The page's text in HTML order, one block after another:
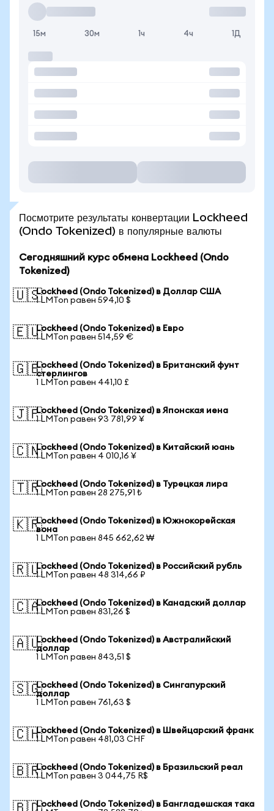
15м 30м 1ч 4ч 1Д
Посмотрите результаты конвертации Lockheed
(Ondo Tokenized) в популярные валюты
Сегодняшний курс обмена Lockheed (Ondo
Tokenized)
🇺🇸Lockheed (Ondo Tokenized) в Доллар США
1 LMTon равен 594,10 $
🇪🇺Lockheed (Ondo Tokenized) в Евро
1 LMTon равен 514,59 €
🇬🇧Lockheed (Ondo Tokenized) в Британский фунт
стерлингов
1 LMTon равен 441,10 £
🇯🇵Lockheed (Ondo Tokenized) в Японская иена
1 LMTon равен 93 781,99 ¥
🇨🇳Lockheed (Ondo Tokenized) в Китайский юань
1 LMTon равен 4 010,16 ¥
🇹🇷Lockheed (Ondo Tokenized) в Турецкая лира
1 LMTon равен 28 275,91 ₺
🇰🇷Lockheed (Ondo Tokenized) в Южнокорейская
вона
1 LMTon равен 845 662,62 ₩
🇷🇺Lockheed (Ondo Tokenized) в Российский рубль
1 LMTon равен 48 314,66 ₽
🇨🇦Lockheed (Ondo Tokenized) в Канадский доллар
1 LMTon равен 831,26 $
🇦🇺Lockheed (Ondo Tokenized) в Австралийский
доллар
1 LMTon равен 843,51 $
🇸🇬Lockheed (Ondo Tokenized) в Сингапурский
доллар
1 LMTon равен 761,63 $
🇨🇭Lockheed (Ondo Tokenized) в Швейцарский франк
1 LMTon равен 481,03 CHF
🇧🇷Lockheed (Ondo Tokenized) в Бразильский реал
1 LMTon равен 3 044,75 R$
Lockheed (Ondo Tokenized) в Бангладешская така